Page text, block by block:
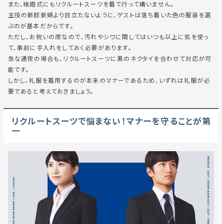
また、結婚式にもリクルートスーツを着て行って構いません。
主役の新郎新婦より目立たないように、ゲストは落ち着いた色の服装を選
ぶのが基本だからです。
ただし、お祝いの席なので、汚れやシワに関してはいつも以上に気を使っ
て、事前に手入れをしておく必要があります。
急な通夜の場合も、リクルートスーツに黒のネクタイを合わせて対応が可
能です。
しかし、礼服を着用するのが本来のマナーであるため、いずれは礼服が必
要であると考えておきましょう。
リクルートスーツで悩まない！マナーを守ることが第
一